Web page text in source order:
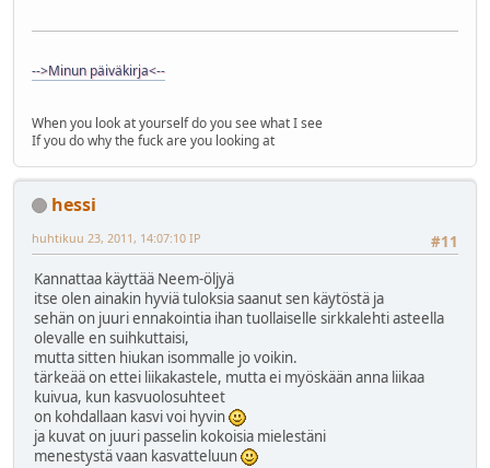
-->Minun päiväkirja<--
When you look at yourself do you see what I see
If you do why the fuck are you looking at
hessi
#11
huhtikuu 23, 2011, 14:07:10 IP
Kannattaa käyttää Neem-öljyä
itse olen ainakin hyviä tuloksia saanut sen käytöstä ja
sehän on juuri ennakointia ihan tuollaiselle sirkkalehti asteella
olevalle en suihkuttaisi,
mutta sitten hiukan isommalle jo voikin.
tärkeää on ettei liikakastele, mutta ei myöskään anna liikaa
kuivua, kun kasvuolosuhteet
on kohdallaan kasvi voi hyvin
ja kuvat on juuri passelin kokoisia mielestäni
menestystä vaan kasvatteluun